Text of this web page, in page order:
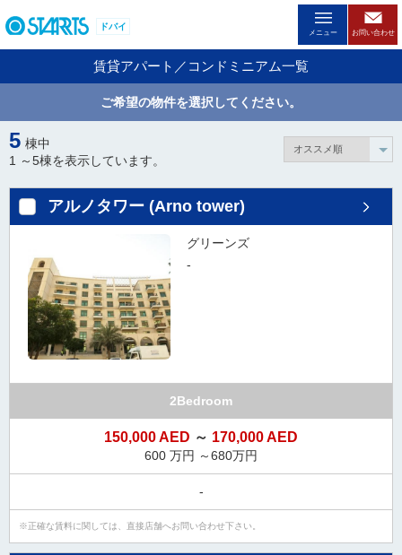
ー
ジ
す
る
た
の
ッ
ま
ドバイ
メニュー お問い合わせ
賃貸アパート／コンドミニアム一覧
ご希望の物件を選択してください。
5 棟中
1 ～5棟を表示しています。
アルノタワー (Arno tower)
グリーンズ
-
2Bedroom
150,000 AED ～ 170,000 AED
600 万円 ～680万円
-
正確な賃料に関しては、直接店舗へお問い合わせ下さい。